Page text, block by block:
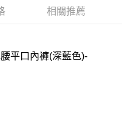
費
相關推薦
平口內褲(深藍色)-